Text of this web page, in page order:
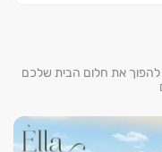
מואץ והשקעות
וגם הזדמנות השקעה
להפוך את חלום הבית שלכם